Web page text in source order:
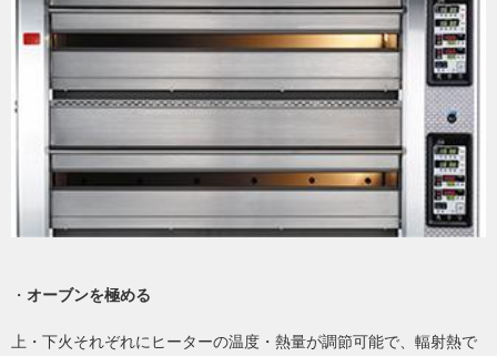
・ オーブンを極める
上・下火それぞれにヒーターの温度・熱量が調節可能で、輻射熱で